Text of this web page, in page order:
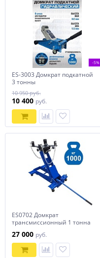
-5%
ES-3003 Домкрат подкатной
3 тонны
10 950 руб.
10 400 руб.
ES0702 Домкрат
трансмиссионный 1 тонна
27 000 руб.